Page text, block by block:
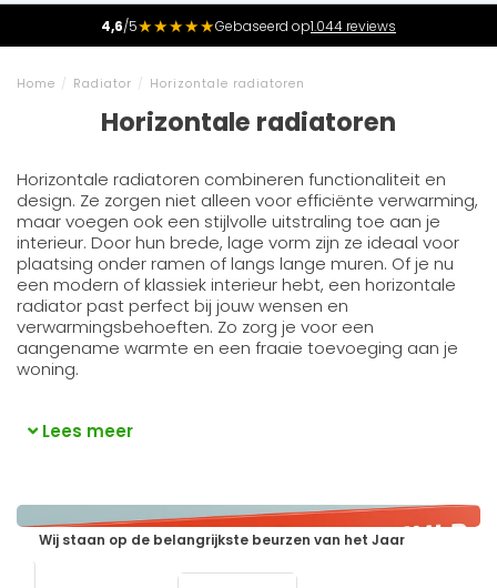
4,6/5★★★★★Gebaseerd op1.044 reviews
Home / Radiator / Horizontale radiatoren
Horizontale radiatoren
Horizontale radiatoren combineren functionaliteit en
design. Ze zorgen niet alleen voor efficiënte verwarming,
maar voegen ook een stijlvolle uitstraling toe aan je
interieur. Door hun brede, lage vorm zijn ze ideaal voor
plaatsing onder ramen of langs lange muren. Of je nu
een modern of klassiek interieur hebt, een horizontale
radiator past perfect bij jouw wensen en
verwarmingsbehoeften. Zo zorg je voor een
aangename warmte en een fraaie toevoeging aan je
woning.
Lees meer
Wij staan op de belangrijkste beurzen van het Jaar